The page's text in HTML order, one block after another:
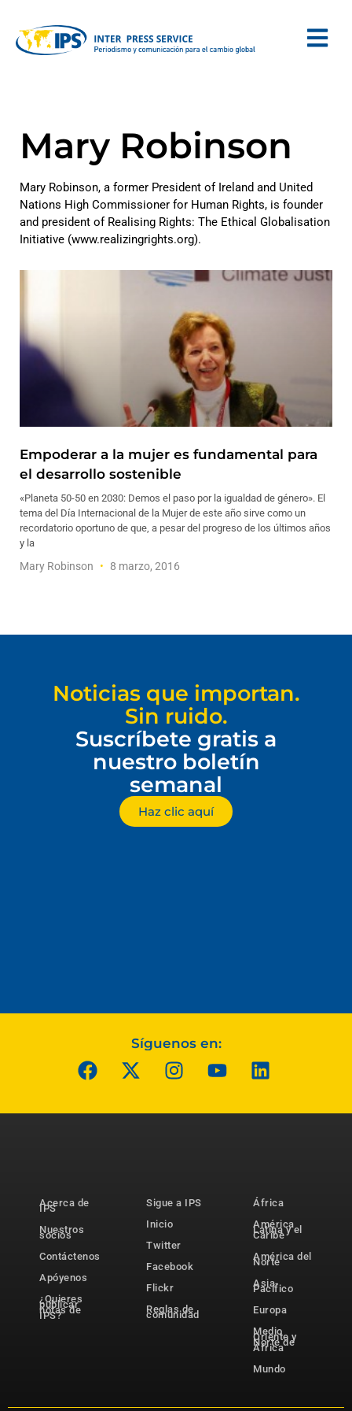
Mary Robinson
Mary Robinson, a former President of Ireland and United
Nations High Commissioner for Human Rights, is founder
and president of Realising Rights: The Ethical Globalisation
Initiative (www.realizingrights.org).
Empoderar a la mujer es fundamental para
el desarrollo sostenible
«Planeta 50-50 en 2030: Demos el paso por la igualdad de género». El
tema del Día Internacional de la Mujer de este año sirve como un
recordatorio oportuno de que, a pesar del progreso de los últimos años
y la
Mary Robinson 8 marzo, 2016
Noticias que importan.
Sin ruido.
Suscríbete gratis a
nuestro boletín
semanal
Haz clic aquí
Síguenos en:
Acerca de
IPS
Nuestros
socios
Contáctenos
Apóyenos
¿Quieres
publicar
notas de
IPS?
Sigue a IPS
Inicio
Twitter
Facebook
Flickr
Reglas de
comunidad
África
América
Latina y el
Caribe
América del
Norte
Asia-
Pacífico
Europa
Medio
Oriente y
Norte de
África
Mundo